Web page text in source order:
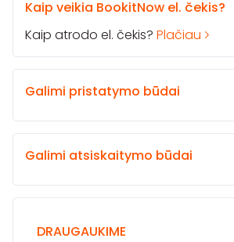
Kaip veikia BookitNow el. čekis?
Kaip atrodo el. čekis? Plačiau
Galimi pristatymo būdai
Galimi atsiskaitymo būdai
DRAUGAUKIME